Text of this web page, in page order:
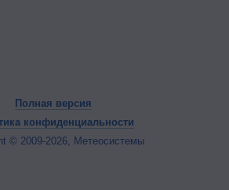
Полная версия
конфиденциальности
© 2009-2026, Метеосистемы